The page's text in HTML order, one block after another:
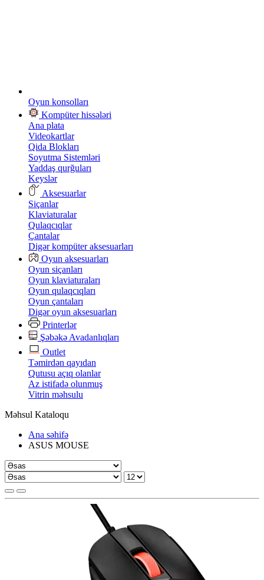
Oyun konsolları
Kompüter hissələri
Ana plata
Videokartlar
Qida Blokları
Soyutma Sistemləri
Yaddaş qurğuları
Keyslər
Aksesuarlar
Siçanlar
Klaviaturalar
Qulaqcıqlar
Çantalar
Digər kompüter aksesuarları
Oyun aksesuarları
Oyun siçanları
Oyun klaviaturaları
Oyun qulaqcıqları
Oyun çantaları
Digər oyun aksesuarları
Printerlər
Şəbəkə Avadanlıqları
Outlet
Təmirdən qayıdan
Qutusu açıq olanlar
Az istifadə olunmuş
Vitrin məhsulu
Məhsul Kataloqu
Ana səhifə
ASUS MOUSE